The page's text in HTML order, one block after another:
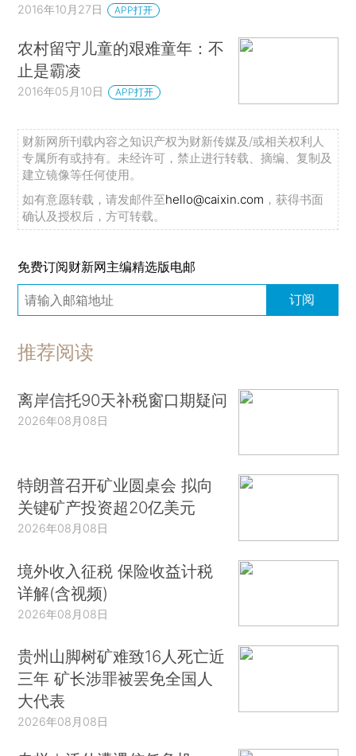
2016年10月27日 APP打开
农村留守儿童的艰难童年：不
止是霸凌
2016年05月10日 APP打开
财新网所刊载内容之知识产权为财新传媒及/或相关权利人
专属所有或持有。未经许可，禁止进行转载、摘编、复制及
建立镜像等任何使用。
如有意愿转载，请发邮件至hello@caixin.com ，获得书面
确认及授权后，方可转载。
免费订阅财新网主编精选版电邮
订阅
推荐阅读
离岸信托90天补税窗口期疑问
2026年08月08日
特朗普召开矿业圆桌会 拟向
关键矿产投资超20亿美元
2026年08月08日
境外收入征税 保险收益计税
详解(含视频)
2026年08月08日
贵州山脚树矿难致16人死亡近
三年 矿长涉罪被罢免全国人
大代表
2026年08月08日